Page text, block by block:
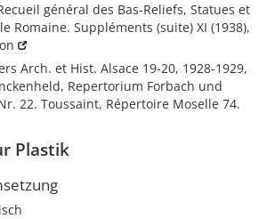
général des Bas-Reliefs, Statues et
Romaine. Suppléments (suite) XI (1938),
Arch. et Hist. Alsace 19-20, 1928-1929,
Repertorium Forbach und
22. Toussaint, Répertoire Moselle 74.
Plastik